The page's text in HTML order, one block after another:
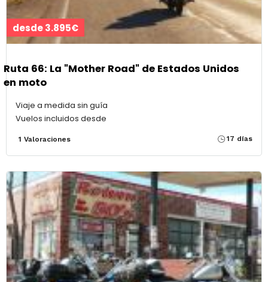
desde 3.895€
Ruta 66: La "Mother Road" de Estados Unidos
en moto
Viaje a medida sin guía
Vuelos incluidos desde
1 Valoraciones 17 días